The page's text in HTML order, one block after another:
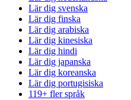
Lär dig svenska
Lär dig finska
Lär dig arabiska
Lär dig kinesiska
Lär dig hindi
Lär dig japanska
Lär dig koreanska
Lär dig portugisiska
119+ fler språk